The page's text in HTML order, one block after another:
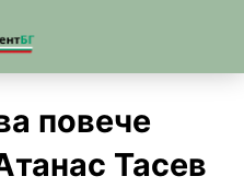
повече
Тасев